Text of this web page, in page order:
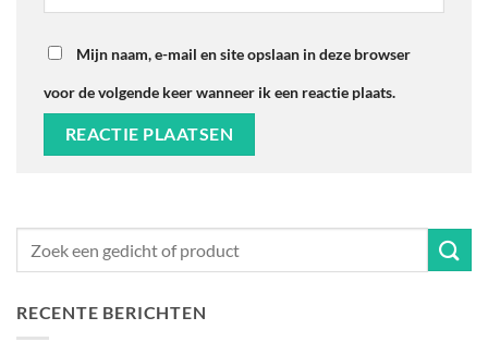
Mijn naam, e-mail en site opslaan in deze browser
voor de volgende keer wanneer ik een reactie plaats.
RECENTE BERICHTEN